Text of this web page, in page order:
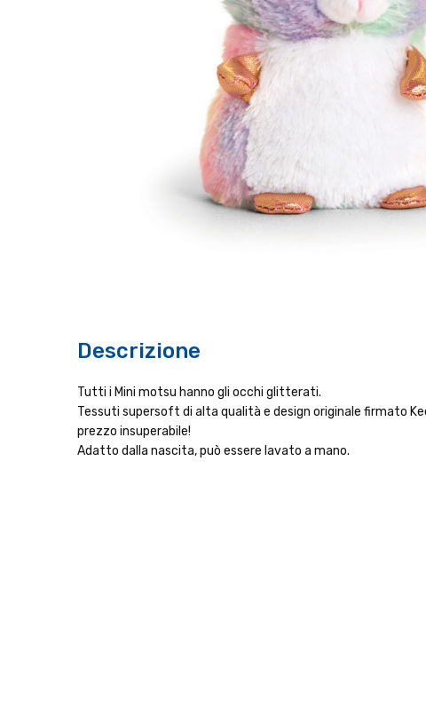
Descrizione
Tutti i Mini motsu hanno gli occhi glitterati.
Tessuti supersoft di alta qualità e design originale firmato
prezzo insuperabile!
Adatto dalla nascita, può essere lavato a mano.